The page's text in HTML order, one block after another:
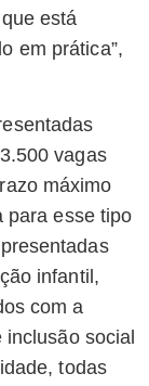
está
em prática”,
vagas
máximo
para esse tipo
infantil,
com a
social
todas